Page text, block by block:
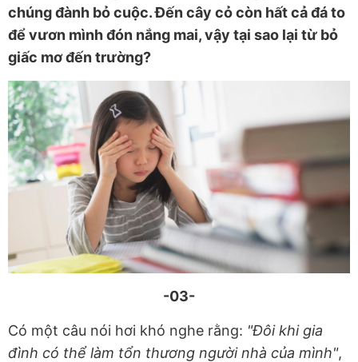
chúng đành bỏ cuộc. Đến cây cỏ còn hất cả đá to
để vươn mình đón nắng mai, vậy tại sao lại từ bỏ
giấc mơ đến trường?
-03-
Có một câu nói hơi khó nghe rằng: "Đôi khi gia
đình có thể làm tổn thương người nhà của mình",